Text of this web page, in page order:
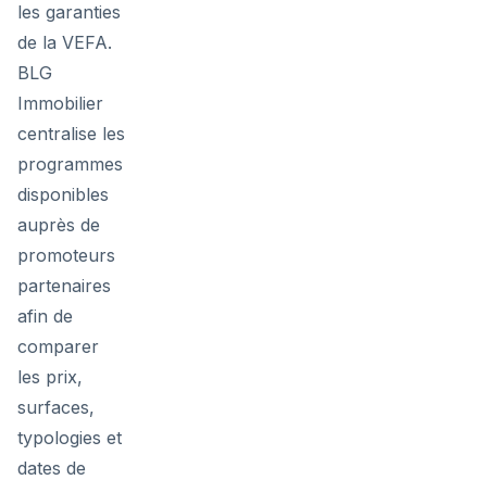
les garanties
de la VEFA.
BLG
Immobilier
centralise les
programmes
disponibles
auprès de
promoteurs
partenaires
afin de
comparer
les prix,
surfaces,
typologies et
dates de